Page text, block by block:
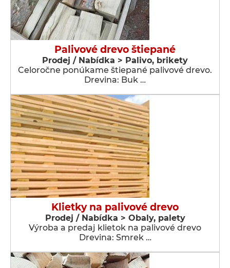
Palivové drevo štiepané
Prodej / Nabídka > Palivo, brikety
Celoročne ponúkame štiepané palivové drevo.
Drevina: Buk …
Klietky na palivové drevo
Prodej / Nabídka > Obaly, palety
Výroba a predaj klietok na palivové drevo
Drevina: Smrek …